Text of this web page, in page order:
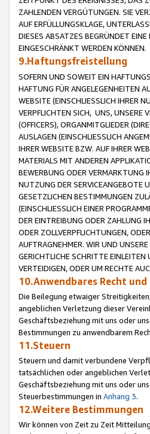
ZAHLENDEN VERGÜTUNGEN. SIE
AUF ERFÜLLUNGSKLAGE,
DIESES ABSATZES BEGRÜNDET
EINGESCHRÄNKT WERDEN KÖNNEN.
9.Haftungsfreistellung
SOFERN UND SOWEIT EIN
HAFTUNG FÜR ANGELEGENHEITEN
WEBSITE (EINSCHLIESSLICH IHRER
VERPFLICHTEN SICH, UNS, UNSERE
(OFFICERS), ORGANMITGLIEDER
AUSLAGEN (EINSCHLIESSLICH
IHRER WEBSITE BZW. AUF IHRER
MATERIALS MIT ANDEREN
BEWERBUNG ODER VERMARKTUNG
NUTZUNG DER SERVICEANGEBOTE
GESETZLICHEN BESTIMMUNGEN
(EINSCHLIESSLICH EINER
DER EINTREIBUNG ODER ZAHLUNG
ODER ZOLLVERPFLICHTUNGEN,
AUFTRAGNEHMER. WIR UND
GERICHTLICHE SCHRITTE
VERTEIDIGEN, ODER UM RECHTE
10.Anwendbares Recht
Die Beilegung etwaiger
angeblichen Verletzung dieser
Geschäftsbeziehung mit uns oder
Bestimmungen zu anwendbarem
11.Steuern
Steuern und damit verbundene
tatsächlichen oder angeblichen
Geschäftsbeziehung mit uns oder
Steuerbestimmungen in Anhang 3.
12.Weitere Bestimmungen
Wir können von Zeit zu Zeit